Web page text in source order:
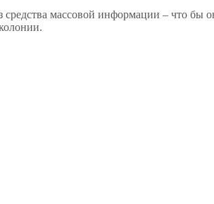
массовой информации – что бы